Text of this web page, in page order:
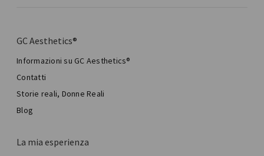
GC Aesthetics®
Informazioni su GC Aesthetics®
Contatti
Storie reali, Donne Reali
Blog
La mia esperienza